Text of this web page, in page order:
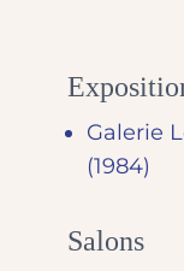
Galerie
(1984)
Salons